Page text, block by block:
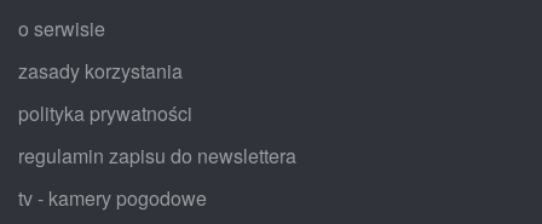
o serwisie
zasady korzystania
polityka prywatności
regulamin zapisu do newslettera
tv - kamery pogodowe